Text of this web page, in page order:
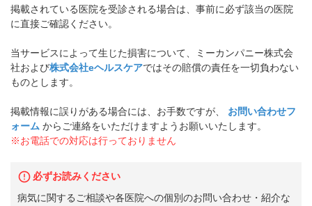
掲載されている医院を受診される場合は、事前に必ず該当の医院
に直接ご確認ください。
当サービスによって生じた損害について、ミーカンパニー株式会
社および株式会社eヘルスケアではその賠償の責任を一切負わない
ものとします。
掲載情報に誤りがある場合には、お手数ですが、
お問い合わせフ
ォーム からご連絡をいただけますようお願いいたします。
※お電話での対応は行っておりません
必ずお読みください
病気に関するご相談や各医院への個別のお問い合わせ・紹介な